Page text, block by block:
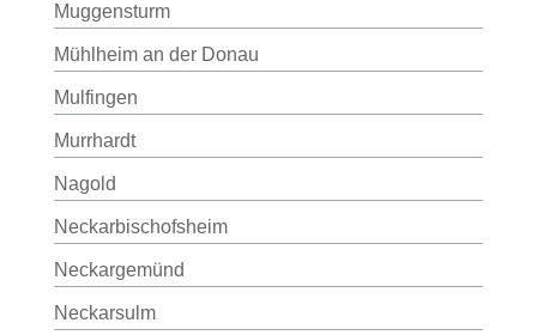
Muggensturm
Mühlheim an der Donau
Mulfingen
Murrhardt
Nagold
Neckarbischofsheim
Neckargemünd
Neckarsulm